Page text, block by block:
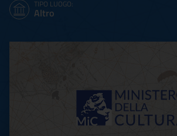
TIPO LUOGO:
Altro